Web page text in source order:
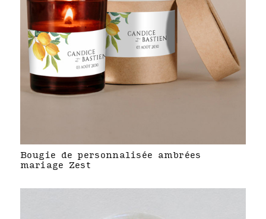
Bougie de personnalisée ambrées
mariage Zest